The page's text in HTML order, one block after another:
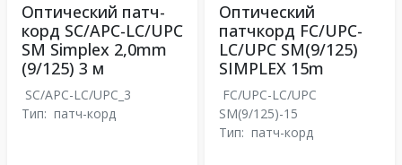
Оптический патч-
корд SC/APC-LC/UPC
SM Simplex 2,0mm
(9/125) 3 м
SC/APC-LC/UPC_3
Тип: патч-корд
Оптический
патчкорд FC/UPC-
LC/UPC SM(9/125)
SIMPLEX 15m
FC/UPC-LC/UPC
SM(9/125)-15
Тип: патч-корд